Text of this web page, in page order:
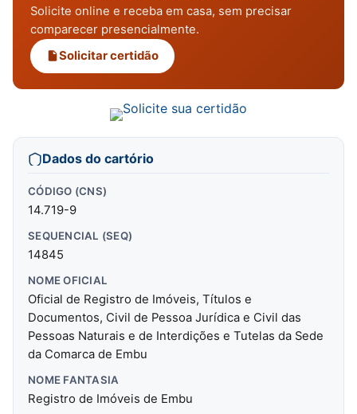
Solicite online e receba em casa, sem precisar
comparecer presencialmente.
Solicitar certidão
Dados do cartório
CÓDIGO (CNS)
14.719-9
SEQUENCIAL (SEQ)
14845
NOME OFICIAL
Oficial de Registro de Imóveis, Títulos e
Documentos, Civil de Pessoa Jurídica e Civil das
Pessoas Naturais e de Interdições e Tutelas da Sede
da Comarca de Embu
NOME FANTASIA
Registro de Imóveis de Embu